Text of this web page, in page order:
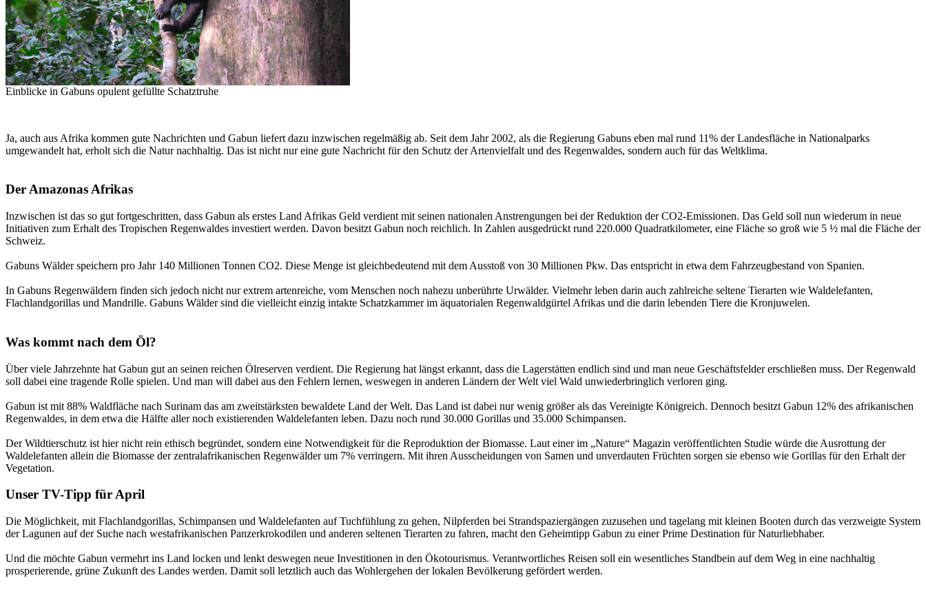
Einblicke in Gabuns opulent gefüllte Schatztruhe
Ja, auch aus Afrika kommen gute Nachrichten und Gabun liefert dazu inzwischen regelmäßig ab. Seit dem Jahr 2002, als die Regierung Gabuns eben mal rund 11% der Landesfläche in Nationalparks
umgewandelt hat, erholt sich die Natur nachhaltig. Das ist nicht nur eine gute Nachricht für den Schutz der Artenvielfalt und des Regenwaldes, sondern auch für das Weltklima.
Der Amazonas Afrikas
Inzwischen ist das so gut fortgeschritten, dass Gabun als erstes Land Afrikas Geld verdient mit seinen nationalen Anstrengungen bei der Reduktion der CO2-Emissionen. Das Geld soll nun wiederum in neue
Initiativen zum Erhalt des Tropischen Regenwaldes investiert werden. Davon besitzt Gabun noch reichlich. In Zahlen ausgedrückt rund 220.000 Quadratkilometer, eine Fläche so groß wie 5 ½ mal die Fläche der
Schweiz.
Gabuns Wälder speichern pro Jahr 140 Millionen Tonnen CO2. Diese Menge ist gleichbedeutend mit dem Ausstoß von 30 Millionen Pkw. Das entspricht in etwa dem Fahrzeugbestand von Spanien.
In Gabuns Regenwäldern finden sich jedoch nicht nur extrem artenreiche, vom Menschen noch nahezu unberührte Urwälder. Vielmehr leben darin auch zahlreiche seltene Tierarten wie Waldelefanten,
Flachlandgorillas und Mandrille. Gabuns Wälder sind die vielleicht einzig intakte Schatzkammer im äquatorialen Regenwaldgürtel Afrikas und die darin lebenden Tiere die Kronjuwelen.
Was kommt nach dem Öl?
Über viele Jahrzehnte hat Gabun gut an seinen reichen Ölreserven verdient. Die Regierung hat längst erkannt, dass die Lagerstätten endlich sind und man neue Geschäftsfelder erschließen muss. Der Regenwald
soll dabei eine tragende Rolle spielen. Und man will dabei aus den Fehlern lernen, weswegen in anderen Ländern der Welt viel Wald unwiederbringlich verloren ging.
Gabun ist mit 88% Waldfläche nach Surinam das am zweitstärksten bewaldete Land der Welt. Das Land ist dabei nur wenig größer als das Vereinigte Königreich. Dennoch besitzt Gabun 12% des afrikanischen
Regenwaldes, in dem etwa die Hälfte aller noch existierenden Waldelefanten leben. Dazu noch rund 30.000 Gorillas und 35.000 Schimpansen.
Der Wildtierschutz ist hier nicht rein ethisch begründet, sondern eine Notwendigkeit für die Reproduktion der Biomasse. Laut einer im „Nature“ Magazin veröffentlichten Studie würde die Ausrottung der
Waldelefanten allein die Biomasse der zentralafrikanischen Regenwälder um 7% verringern. Mit ihren Ausscheidungen von Samen und unverdauten Früchten sorgen sie ebenso wie Gorillas für den Erhalt der
Vegetation.
Unser TV-Tipp für April
Die Möglichkeit, mit Flachlandgorillas, Schimpansen und Waldelefanten auf Tuchfühlung zu gehen, Nilpferden bei Strandspaziergängen zuzusehen und tagelang mit kleinen Booten durch das verzweigte System
der Lagunen auf der Suche nach westafrikanischen Panzerkrokodilen und anderen seltenen Tierarten zu fahren, macht den Geheimtipp Gabun zu einer Prime Destination für Naturliebhaber.
Und die möchte Gabun vermehrt ins Land locken und lenkt deswegen neue Investitionen in den Ökotourismus. Verantwortliches Reisen soll ein wesentliches Standbein auf dem Weg in eine nachhaltig
prosperierende, grüne Zukunft des Landes werden. Damit soll letztlich auch das Wohlergehen der lokalen Bevölkerung gefördert werden.